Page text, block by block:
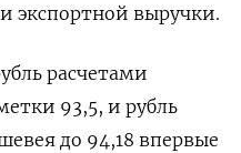
экспортной выручки.
расчетами
93,5, и рубль
до 94,18 впервые